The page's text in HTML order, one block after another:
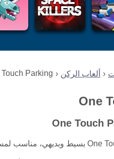
ألعاب الركن Parking
One